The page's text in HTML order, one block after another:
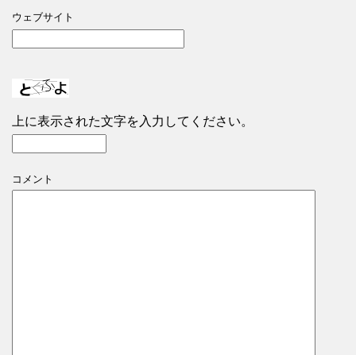
ウェブサイト
上に表示された文字を入力してください。
コメント